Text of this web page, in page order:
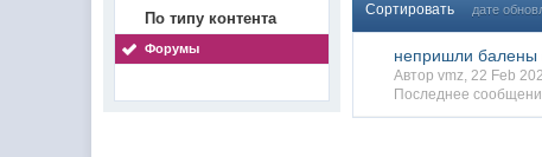
По типу контента
Форумы
Сортировать дате
непришли балены
Автор vmz, 22 Feb
Последнее